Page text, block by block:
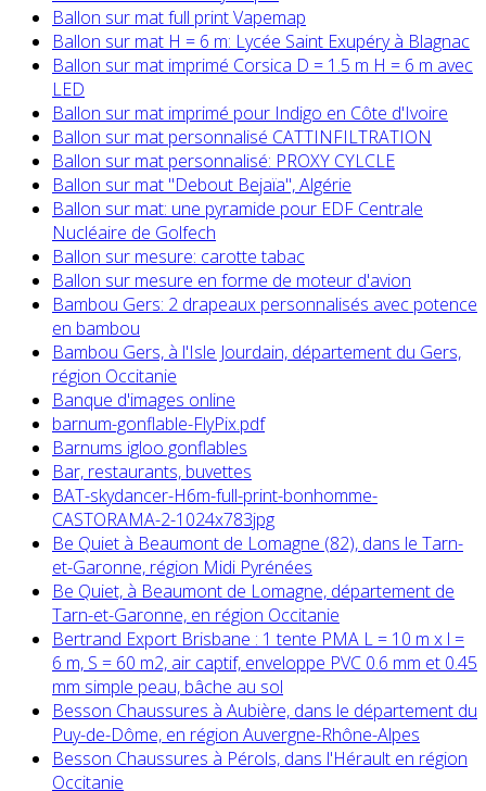
Ballon sur mat full print Vapemap
Ballon sur mat H = 6 m: Lycée Saint Exupéry à Blagnac
Ballon sur mat imprimé Corsica D = 1.5 m H = 6 m avec
LED
Ballon sur mat imprimé pour Indigo en Côte d'Ivoire
Ballon sur mat personnalisé CATTINFILTRATION
Ballon sur mat personnalisé: PROXY CYLCLE
Ballon sur mat "Debout Bejaïa", Algérie
Ballon sur mat: une pyramide pour EDF Centrale
Nucléaire de Golfech
Ballon sur mesure: carotte tabac
Ballon sur mesure en forme de moteur d'avion
Bambou Gers: 2 drapeaux personnalisés avec potence
en bambou
Bambou Gers, à l'Isle Jourdain, département du Gers,
région Occitanie
Banque d'images online
barnum-gonflable-FlyPix.pdf
Barnums igloo gonflables
Bar, restaurants, buvettes
BAT-skydancer-H6m-full-print-bonhomme-
CASTORAMA-2-1024x783jpg
Be Quiet à Beaumont de Lomagne (82), dans le Tarn-
et-Garonne, région Midi Pyrénées
Be Quiet, à Beaumont de Lomagne, département de
Tarn-et-Garonne, en région Occitanie
Bertrand Export Brisbane : 1 tente PMA L = 10 m x l =
6 m, S = 60 m2, air captif, enveloppe PVC 0.6 mm et 0.45
mm simple peau, bâche au sol
Besson Chaussures à Aubière, dans le département du
Puy-de-Dôme, en région Auvergne-Rhône-Alpes
Besson Chaussures à Pérols, dans l'Hérault en région
Occitanie